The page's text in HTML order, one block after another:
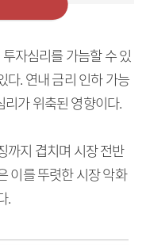
자심리를 가늠할 수 있
다. 연내 금리 인하 가능
가 위축된 영향이다.
까지 겹치며 시장 전반
이를 뚜렷한 시장 악화
.